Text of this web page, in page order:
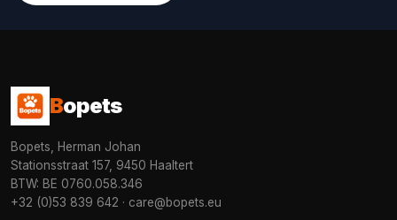
Bopets
Bopets, Herman Johan
Stationsstraat 157, 9450 Haaltert
BTW: BE 0760.058.346
+32 (0)53 839 642 · care@bopets.eu